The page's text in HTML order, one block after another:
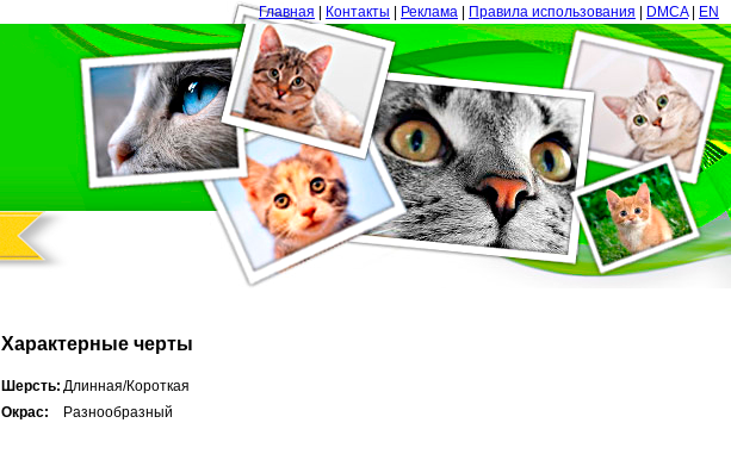
Главная Контакты Реклама Правила использования DMCA EN
Характерные черты
Шерсть: Длинная/Короткая
Окрас:
Разнообразный